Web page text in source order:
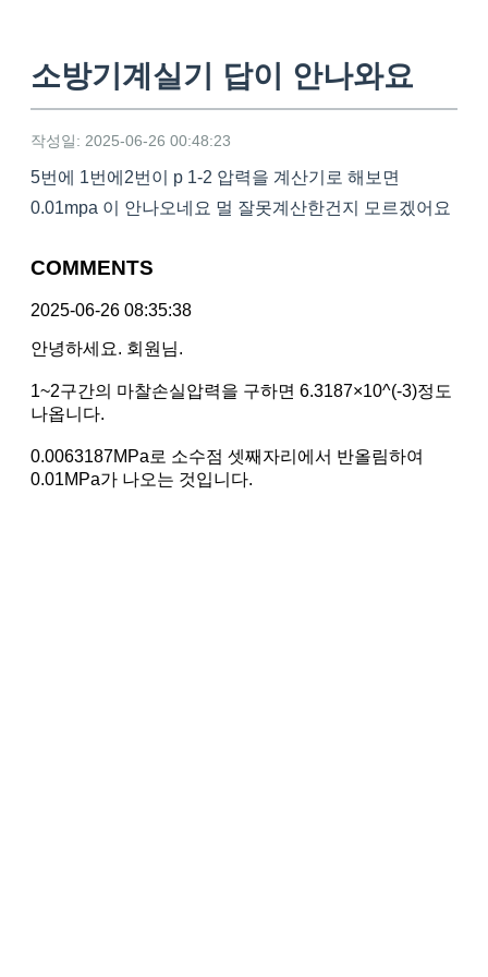
소방기계실기 답이 안나와요
작성일: 2025-06-26 00:48:23
5번에 1번에2번이 p 1-2 압력을 계산기로 해보면
0.01mpa 이 안나오네요 멀 잘못계산한건지 모르겠어요
COMMENTS
2025-06-26 08:35:38
안녕하세요. 회원님.
1~2구간의 마찰손실압력을 구하면 6.3187×10^(-3)정도
나옵니다.
0.0063187MPa로 소수점 셋째자리에서 반올림하여
0.01MPa가 나오는 것입니다.